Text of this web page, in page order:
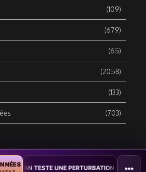
(109)
(679)
(65)
(2058)
(133)
(703)
DATA SECURITY BREACH - Groupe
UNE PERTURBATION MASSIVE DE •••